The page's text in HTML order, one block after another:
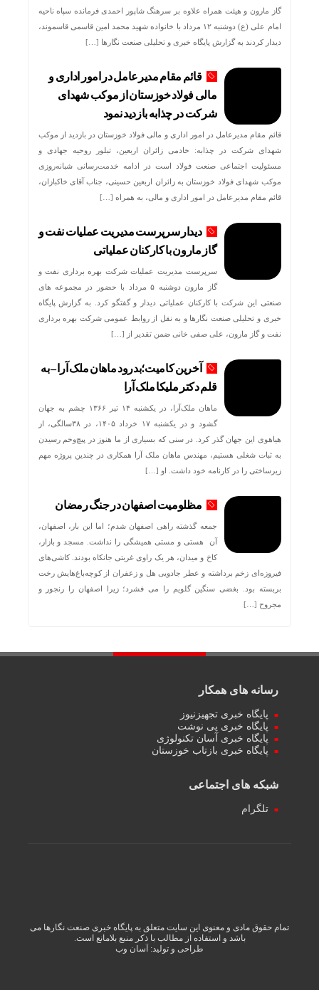
گاز مارون و هیئت همراه علاوه بر سرهنگ شاپور احمدی فرمانده سپاه ناحیه
امام علی (ع) دوشنبه ۱۲ مرداد با خانواده شهید محمد امین قاسمی قاسموند،
دیدار کردند به گزارش پایگاه خبری و تحلیلی صنعت نگارها […]
قائم مقام مدیرعامل در امور اداری و
مالی فولاد خوزستان از موکب شهدای
شرکت در چذابه بازدید نمود
قائم مقام مدیرعامل در امور اداری و مالی فولاد خوزستان در بازدید از موکب
شهدای شرکت در چذابه: خادمی زائران اربعین، تبلور روحیه جهادی و
مسئولیت اجتماعی صنعت فولاد است در ادامه خدمت‌رسانی شبانه‌روزی
موکب شهدای فولاد خوزستان به زائران اربعین حسینی، جناب آقای خاکبازان،
قائم مقام مدیرعامل در امور اداری و مالی، به همراه […]
دیدار سرپرست مدیریت عملیات نفت و
گاز مارون با کارکنان عملیاتی
سرپرست مدیریت عملیات شرکت بهره برداری نفت و
گاز مارون دوشنبه ۵ مرداد با حضور در مجموعه های
صنعتی این شرکت با کارکنان عملیاتی دیدار و گفتگو کرد. به گزارش پایگاه
خبری و تحلیلی صنعت نگارها و به نقل از روابط عمومی شرکت بهره برداری
نفت و گاز مارون، علی صفی خانی ضمن تقدیر از […]
آخرین کامیت؛بدرود ماهان ملک آرا – به
قلم دکتر ملیکا ملک آرا
ماهان ملک‌آرا، در یکشنبه ۱۴ تیر ۱۳۶۶ چشم به جهان
گشود و در یکشنبه ۱۷ خرداد ۱۴۰۵، در ۳۸سالگی، از
هیاهوی این جهان گذر کرد. در سنی که بسیاری از ما هنوز در پیچ‌وخم رسیدن
به ثبات شغلی هستیم، مهندس ماهان ملک آرا همکاری در چندین پروژه مهم
زیرساختی را در کارنامه خود داشت. او […]
مظلومیت اصفهان در جنگ رمضان
جمعه گذشته راهی اصفهان شدم؛ اما این بار، اصفهان،
آن هستی و مستی همیشگی را نداشت. مسجد و بازار،
کاخ و میدان، هر یک راوی غربتی جانکاه بودند. کاشی‌های
فیروزه‌ای زخم برداشته و عطر جادویی هل و زعفران از کوچه‌باغ‌هایش رخت
بربسته بود. بغضی سنگین گلویم را می فشرد؛ زیرا اصفهان را رنجور و
مجروح […]
رسانه های همکار
پایگاه خبری تجهیزنیوز
پایگاه خبری پی نوشت
پایگاه خبری آسان تکنولوژی
پایگاه خبری بازتاب خوزستان
شبکه های اجتماعی
تلگرام
تمام حقوق مادی و معنوی این سایت متعلق به پایگاه خبری صنعت نگارها می
باشد و استفاده از مطالب با ذکر منبع بلامانع است.
طراحی و تولید: آسان وب